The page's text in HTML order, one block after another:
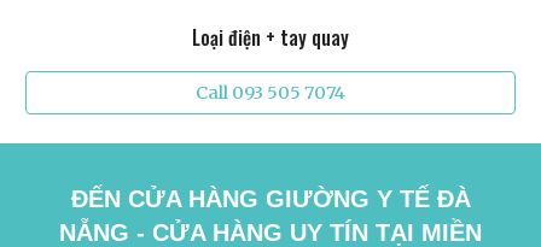
Loại điện + tay quay
Call 093 505 7074
ĐẾN CỬA HÀNG GIƯỜNG Y TẾ ĐÀ
NẴNG - CỬA HÀNG UY TÍN TẠI MIỀN